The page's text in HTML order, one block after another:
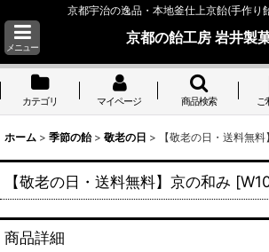
京都宇治の逸品・本地釜仕上京飴(手作り
メニュー
京都の飴工房 岩井製
カテゴリ マイページ 商品検索 ご
ホーム > 季節の飴 > 敬老の日 > 【敬老の日・送料無
【敬老の日・送料無料】京の和み [
商品詳細